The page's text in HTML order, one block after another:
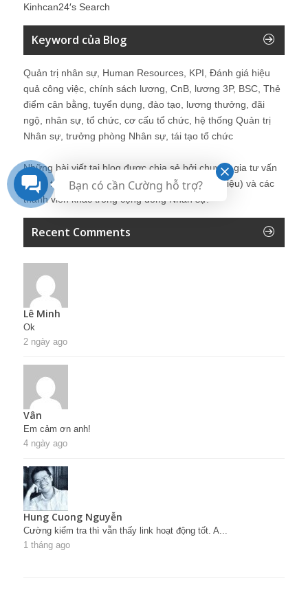
Kinhcan24′s Search
Keyword của Blog
Quản trị nhân sự, Human Resources, KPI, Đánh giá hiệu
quả công việc, chính sách lương, CnB, lương 3P, BSC, Thẻ
điểm cân bằng, tuyển dụng, đào tạo, lương thưởng, đãi
ngộ, nhân sự, tổ chức, cơ cấu tổ chức, hệ thống Quản trị
Nhân sự, trưởng phòng Nhân sự, tái tạo tổ chức
Những bài viết tại blog được chia sẻ bởi chuyên gia tư vấn
Quản trị Nhân sự Nguyễn Hùng Cường (giới thiệu) và các
thành viên khác trong cộng đồng Nhân sự.
Recent Comments
Lê Minh
Ok
2 ngày ago
Vân
Em cảm ơn anh!
4 ngày ago
Hung Cuong Nguyễn
Cường kiểm tra thì vẫn thấy link hoạt động tốt. A...
1 tháng ago
Bạn có cần Cường hỗ trợ?